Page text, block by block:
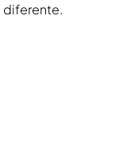
diferente.